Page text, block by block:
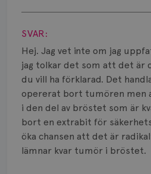
Visa svar
SVAR:
Hej. Jag vet inte om jag
jag tolkar det som att det är
du vill ha förklarad. Det
opererat bort tumören men
i den del av bröstet som är
bort en extrabit för
öka chansen att det är
lämnar kvar tumör i bröstet.
Spridd bröstcancer
Strålning
Vätska